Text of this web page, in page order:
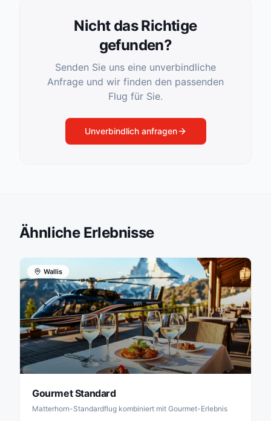
Nicht das Richtige
gefunden?
Senden Sie uns eine unverbindliche
Anfrage und wir finden den passenden
Flug für Sie.
Unverbindlich anfragen
Ähnliche Erlebnisse
Wallis
Gourmet Standard
Matterhorn-Standardflug kombiniert mit Gourmet-Erlebnis